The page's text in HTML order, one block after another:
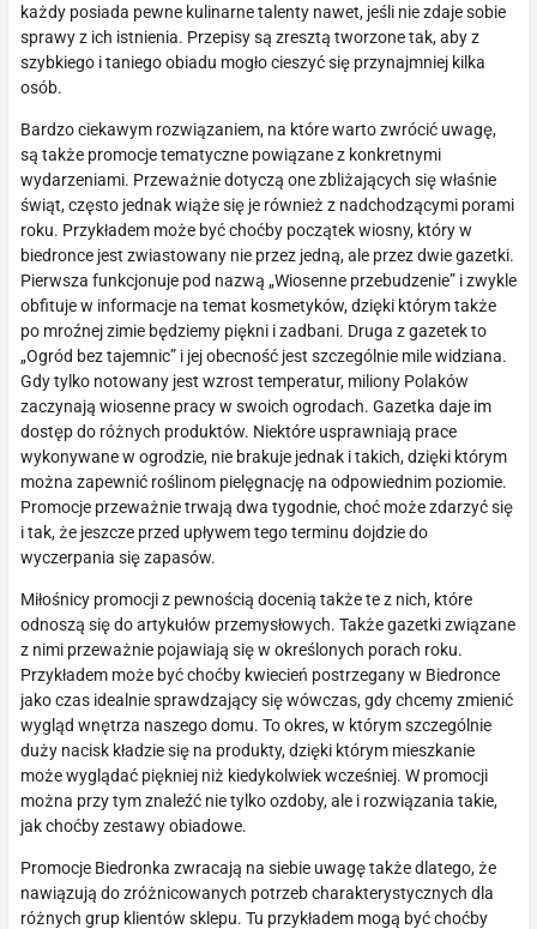
każdy posiada pewne kulinarne talenty nawet, jeśli nie zdaje sobie
sprawy z ich istnienia. Przepisy są zresztą tworzone tak, aby z
szybkiego i taniego obiadu mogło cieszyć się przynajmniej kilka
osób.
Bardzo ciekawym rozwiązaniem, na które warto zwrócić uwagę,
są także promocje tematyczne powiązane z konkretnymi
wydarzeniami. Przeważnie dotyczą one zbliżających się właśnie
świąt, często jednak wiąże się je również z nadchodzącymi porami
roku. Przykładem może być choćby początek wiosny, który w
biedronce jest zwiastowany nie przez jedną, ale przez dwie gazetki.
Pierwsza funkcjonuje pod nazwą „Wiosenne przebudzenie” i zwykle
obfituje w informacje na temat kosmetyków, dzięki którym także
po mroźnej zimie będziemy piękni i zadbani. Druga z gazetek to
„Ogród bez tajemnic” i jej obecność jest szczególnie mile widziana.
Gdy tylko notowany jest wzrost temperatur, miliony Polaków
zaczynają wiosenne pracy w swoich ogrodach. Gazetka daje im
dostęp do różnych produktów. Niektóre usprawniają prace
wykonywane w ogrodzie, nie brakuje jednak i takich, dzięki którym
można zapewnić roślinom pielęgnację na odpowiednim poziomie.
Promocje przeważnie trwają dwa tygodnie, choć może zdarzyć się
i tak, że jeszcze przed upływem tego terminu dojdzie do
wyczerpania się zapasów.
Miłośnicy promocji z pewnością docenią także te z nich, które
odnoszą się do artykułów przemysłowych. Także gazetki związane
z nimi przeważnie pojawiają się w określonych porach roku.
Przykładem może być choćby kwiecień postrzegany w Biedronce
jako czas idealnie sprawdzający się wówczas, gdy chcemy zmienić
wygląd wnętrza naszego domu. To okres, w którym szczególnie
duży nacisk kładzie się na produkty, dzięki którym mieszkanie
może wyglądać piękniej niż kiedykolwiek wcześniej. W promocji
można przy tym znaleźć nie tylko ozdoby, ale i rozwiązania takie,
jak choćby zestawy obiadowe.
Promocje Biedronka zwracają na siebie uwagę także dlatego, że
nawiązują do zróżnicowanych potrzeb charakterystycznych dla
różnych grup klientów sklepu. Tu przykładem mogą być choćby